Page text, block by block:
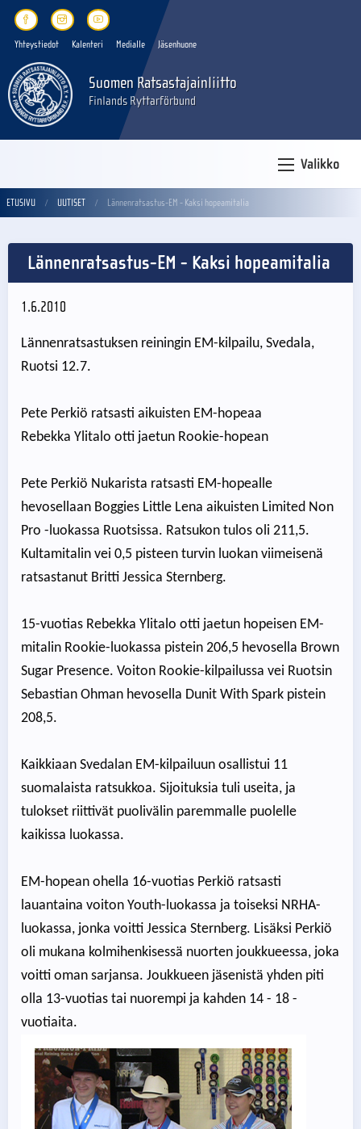
Yhteystiedot Kalenteri Medialle Jäsenhuone
Suomen Ratsastajainliitto
Finlands Ryttarförbund
Valikko
ETUSIVU UUTISET Lännenratsastus-EM - Kaksi hopeamitalia
Lännenratsastus-EM - Kaksi hopeamitalia
1.6.2010
Lännenratsastuksen reiningin EM-kilpailu, Svedala,
Ruotsi 12.7.
Pete Perkiö ratsasti aikuisten EM-hopeaa
Rebekka Ylitalo otti jaetun Rookie-hopean
Pete Perkiö Nukarista ratsasti EM-hopealle
hevosellaan Boggies Little Lena aikuisten Limited Non
Pro -luokassa Ruotsissa. Ratsukon tulos oli 211,5.
Kultamitalin vei 0,5 pisteen turvin luokan viimeisenä
ratsastanut Britti Jessica Sternberg.
15-vuotias Rebekka Ylitalo otti jaetun hopeisen EM-
mitalin Rookie-luokassa pistein 206,5 hevosella Brown
Sugar Presence. Voiton Rookie-kilpailussa vei Ruotsin
Sebastian Ohman hevosella Dunit With Spark pistein
208,5.
Kaikkiaan Svedalan EM-kilpailuun osallistui 11
suomalaista ratsukkoa. Sijoituksia tuli useita, ja
tulokset riittivät puolivälin paremmalle puolelle
kaikissa luokassa.
EM-hopean ohella 16-vuotias Perkiö ratsasti
lauantaina voiton Youth-luokassa ja toiseksi NRHA-
luokassa, jonka voitti Jessica Sternberg. Lisäksi Perkiö
oli mukana kolmihenkisessä nuorten joukkueessa, joka
voitti oman sarjansa. Joukkueen jäsenistä yhden piti
olla 13-vuotias tai nuorempi ja kahden 14 - 18 -
vuotiaita.